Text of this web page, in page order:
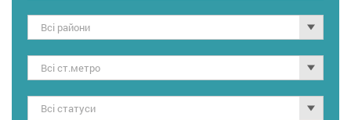
Всі райони
Всі ст.метро
Всі статуси